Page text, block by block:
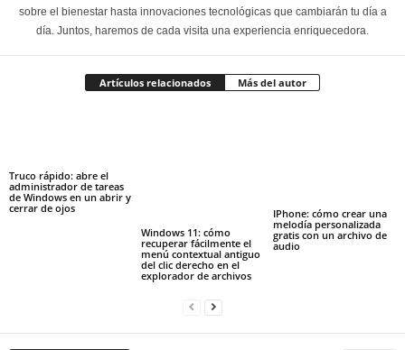
sobre el bienestar hasta innovaciones tecnológicas que cambiarán tu día a
día. Juntos, haremos de cada visita una experiencia enriquecedora.
Artículos relacionados Más del autor
Truco rápido: abre el
administrador de tareas
de Windows en un abrir y
cerrar de ojos
Windows 11: cómo
recuperar fácilmente el
menú contextual antiguo
del clic derecho en el
explorador de archivos
IPhone: cómo crear una
melodía personalizada
gratis con un archivo de
audio